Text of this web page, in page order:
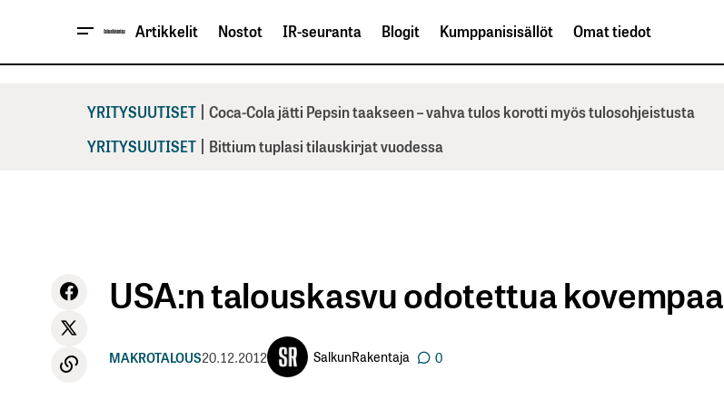
Artikkelit Nostot IR-seuranta Blogit Kumppanisisällöt Omat tiedot
YRITYSUUTISET | Coca-Cola jätti Pepsin taakseen – vahva tulos korotti myös tulosohjeistusta
YRITYSUUTISET | Bittium tuplasi tilauskirjat vuodessa
USA:n talouskasvu odotettua kovempaa
MAKROTALOUS20.12.2012 SalkunRakentaja 0